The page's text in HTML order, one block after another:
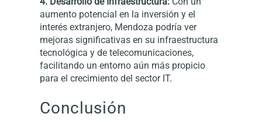
aumento potencial en la inversión y el
interés extranjero, Mendoza podría ver
mejoras significativas en su infraestructura
tecnológica y de telecomunicaciones,
facilitando un entorno aún más propicio
para el crecimiento del sector IT.
Conclusión